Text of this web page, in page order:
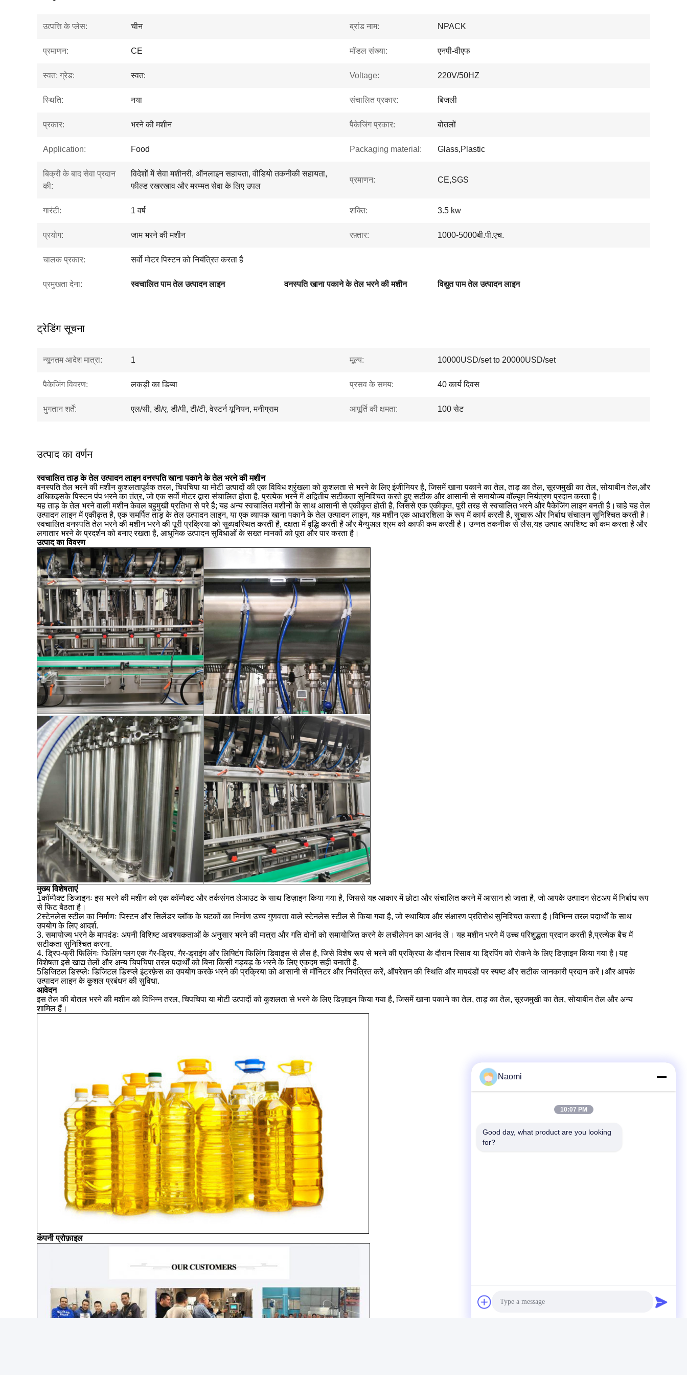
उत्पत्ति के प्लेस: चीन ब्रांड नाम: NPACK
प्रमाणन: CE मॉडल संख्या: एनपी-वीएफ
स्वत: ग्रेड: स्वत: Voltage: 220V/50HZ
स्थिति: नया संचालित प्रकार: बिजली
प्रकार: भरने की मशीन पैकेजिंग प्रकार: बोतलों
Application: Food Packaging material: Glass,Plastic
बिक्री के बाद सेवा प्रदान
की:
विदेशों में सेवा मशीनरी, ऑनलाइन सहायता, वीडियो तकनीकी सहायता,
फील्ड रखरखाव और मरम्मत सेवा के लिए उपल
प्रमाणन: CE,SGS
गारंटी: 1 वर्ष शक्ति: 3.5 kw
प्रयोग: जाम भरने की मशीन रफ़्तार: 1000-5000बी.पी.एच.
चालक प्रकार: सर्वो मोटर पिस्टन को नियंत्रित करता है
प्रमुखता देना: स्वचालित पाम तेल उत्पादन लाइन वनस्पति खाना पकाने के तेल भरने की मशीन विद्युत पाम तेल उत्पादन लाइन
ट्रेडिंग सूचना
न्यूनतम आदेश मात्रा: 1 मूल्य: 10000USD/set to 20000USD/set
पैकेजिंग विवरण: लकड़ी का डिब्बा प्रसव के समय: 40 कार्य दिवस
भुगतान शर्तें: एल/सी, डी/ए, डी/पी, टी/टी, वेस्टर्न यूनियन, मनीग्राम आपूर्ति की क्षमता: 100 सेट
उत्पाद का वर्णन
स्वचालित ताड़ के तेल उत्पादन लाइन वनस्पति खाना पकाने के तेल भरने की मशीन
वनस्पति तेल भरने की मशीन कुशलतापूर्वक तरल, चिपचिपा या मोटी उत्पादों की एक विविध श्रृंखला को कुशलता से भरने के लिए इंजीनियर है, जिसमें खाना पकाने का तेल, ताड़ का तेल, सूरजमुखी का तेल, सोयाबीन तेल,और
अधिकइसके पिस्टन पंप भरने का तंत्र, जो एक सर्वो मोटर द्वारा संचालित होता है, प्रत्येक भरने में अद्वितीय सटीकता सुनिश्चित करते हुए सटीक और आसानी से समायोज्य वॉल्यूम नियंत्रण प्रदान करता है।
यह ताड़ के तेल भरने वाली मशीन केवल बहुमुखी प्रतिभा से परे है; यह अन्य स्वचालित मशीनों के साथ आसानी से एकीकृत होती है, जिससे एक एकीकृत, पूरी तरह से स्वचालित भरने और पैकेजिंग लाइन बनती है।चाहे यह तेल
उत्पादन लाइन में एकीकृत है, एक समर्पित ताड़ के तेल उत्पादन लाइन, या एक व्यापक खाना पकाने के तेल उत्पादन लाइन, यह मशीन एक आधारशिला के रूप में कार्य करती है, सुचारू और निर्बाध संचालन सुनिश्चित करती है।
स्वचालित वनस्पति तेल भरने की मशीन भरने की पूरी प्रक्रिया को सुव्यवस्थित करती है, दक्षता में वृद्धि करती है और मैन्युअल श्रम को काफी कम करती है। उन्नत तकनीक से लैस,यह उत्पाद अपशिष्ट को कम करता है और
लगातार भरने के प्रदर्शन को बनाए रखता है, आधुनिक उत्पादन सुविधाओं के सख्त मानकों को पूरा और पार करता है।
उत्पाद का विवरण
मुख्य विशेषताएं
1कॉम्पैक्ट डिजाइनः इस भरने की मशीन को एक कॉम्पैक्ट और तर्कसंगत लेआउट के साथ डिज़ाइन किया गया है, जिससे यह आकार में छोटा और संचालित करने में आसान हो जाता है, जो आपके उत्पादन सेटअप में निर्बाध रूप
से फिट बैठता है।
2स्टेनलेस स्टील का निर्माणः पिस्टन और सिलेंडर ब्लॉक के घटकों का निर्माण उच्च गुणवत्ता वाले स्टेनलेस स्टील से किया गया है, जो स्थायित्व और संक्षारण प्रतिरोध सुनिश्चित करता है।विभिन्न तरल पदार्थों के साथ
उपयोग के लिए आदर्श.
3. समायोज्य भरने के मापदंडः अपनी विशिष्ट आवश्यकताओं के अनुसार भरने की मात्रा और गति दोनों को समायोजित करने के लचीलेपन का आनंद लें। यह मशीन भरने में उच्च परिशुद्धता प्रदान करती है,प्रत्येक बैच में
सटीकता सुनिश्चित करना.
4. ड्रिप-फ्री फिलिंगः फिलिंग प्लग एक गैर-ड्रिप, गैर-ड्राइंग और लिफ्टिंग फिलिंग डिवाइस से लैस है, जिसे विशेष रूप से भरने की प्रक्रिया के दौरान रिसाव या ड्रिपिंग को रोकने के लिए डिज़ाइन किया गया है।यह
विशेषता इसे खाद्य तेलों और अन्य चिपचिपा तरल पदार्थों को बिना किसी गड़बड़ के भरने के लिए एकदम सही बनाती है.
5डिजिटल डिस्प्लेः डिजिटल डिस्प्ले इंटरफ़ेस का उपयोग करके भरने की प्रक्रिया को आसानी से मॉनिटर और नियंत्रित करें, ऑपरेशन की स्थिति और मापदंडों पर स्पष्ट और सटीक जानकारी प्रदान करें।और आपके
उत्पादन लाइन के कुशल प्रबंधन की सुविधा.
आवेदन
इस तेल की बोतल भरने की मशीन को विभिन्न तरल, चिपचिपा या मोटी उत्पादों को कुशलता से भरने के लिए डिज़ाइन किया गया है, जिसमें खाना पकाने का तेल, ताड़ का तेल, सूरजमुखी का तेल, सोयाबीन तेल और अन्य
शामिल हैं।
कंपनी प्रोफ़ाइल
Naomi
10:07 PM
Good day, what product are you looking
for?